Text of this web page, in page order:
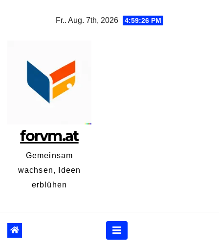
Fr.. Aug. 7th, 2026 4:59:26 PM
forvm.at
Gemeinsam
wachsen, Ideen
erblühen